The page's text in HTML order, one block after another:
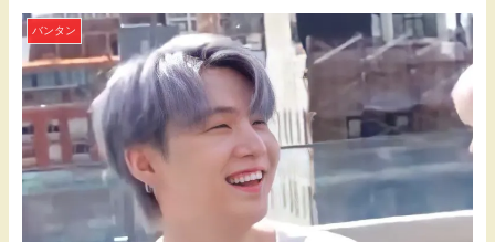
バンタン